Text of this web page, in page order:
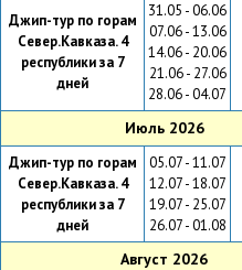
Джип-тур по горам
Север.Кавказа. 4
республики за 7
дней
31.05 - 06.06
07.06 - 13.06
14.06 - 20.06
21.06 - 27.06
28.06 - 04.07
Июль 2026
Джип-тур по горам
Север.Кавказа. 4
республики за 7
дней
05.07 - 11.07
12.07 - 18.07
19.07 - 25.07
26.07 - 01.08
Август 2026